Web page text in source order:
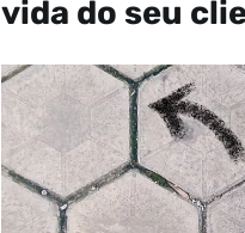
vida do seu